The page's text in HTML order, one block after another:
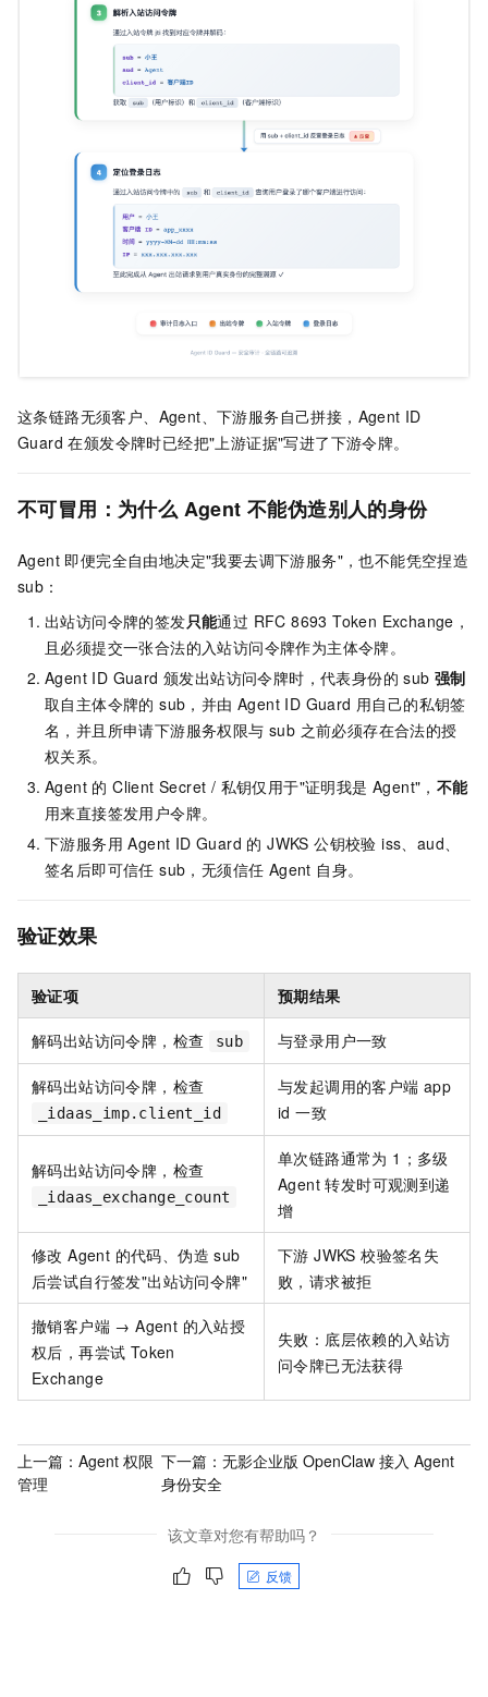
这条链路无须客户、Agent、下游服务自己拼接，Agent ID
Guard 在颁发令牌时已经把"上游证据"写进了下游令牌。
不可冒用：为什么 Agent 不能伪造别人的身份
Agent 即便完全自由地决定"我要去调下游服务"，也不能凭空捏造
sub：
出站访问令牌的签发只能通过 RFC 8693 Token Exchange，
且必须提交一张合法的入站访问令牌作为主体令牌。
Agent ID Guard 颁发出站访问令牌时，代表身份的 sub 强制
取自主体令牌的 sub，并由 Agent ID Guard 用自己的私钥签
名，并且所申请下游服务权限与 sub 之前必须存在合法的授
权关系。
Agent 的 Client Secret / 私钥仅用于"证明我是 Agent"， 不能
用来直接签发用户令牌。
下游服务用 Agent ID Guard 的 JWKS 公钥校验 iss、aud、
签名后即可信任 sub，无须信任 Agent 自身。
验证效果
验证项 预期结果
解码出站访问令牌，检查 sub 与登录用户一致
解码出站访问令牌，检查
_idaas_imp.client_id
与发起调用的客户端 app
id 一致
解码出站访问令牌，检查
_idaas_exchange_count
单次链路通常为 1；多级
Agent 转发时可观测到递
增
修改 Agent 的代码、伪造 sub
后尝试自行签发"出站访问令牌"
下游 JWKS 校验签名失
败，请求被拒
撤销客户端 → Agent 的入站授
权后，再尝试 Token
Exchange
失败：底层依赖的入站访
问令牌已无法获得
上一篇： Agent 权限
管理
下一篇：无影企业版 OpenClaw 接入 Agent
身份安全
该文章对您有帮助吗？
反馈